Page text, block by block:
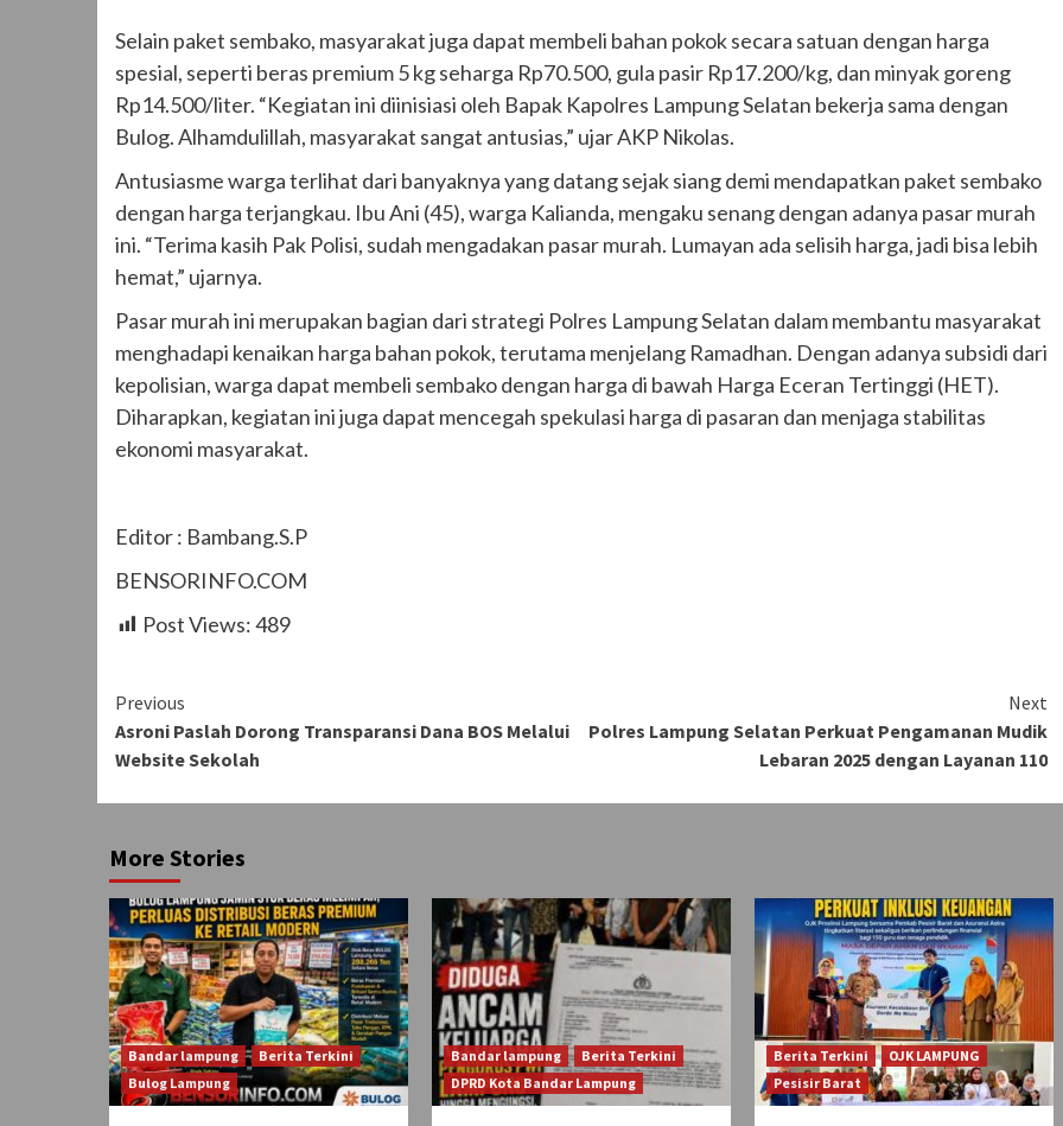
Selain paket sembako, masyarakat juga dapat membeli bahan pokok secara satuan dengan harga
spesial, seperti beras premium 5 kg seharga Rp70.500, gula pasir Rp17.200/kg, dan minyak goreng
Rp14.500/liter. “Kegiatan ini diinisiasi oleh Bapak Kapolres Lampung Selatan bekerja sama dengan
Bulog. Alhamdulillah, masyarakat sangat antusias,” ujar AKP Nikolas.
Antusiasme warga terlihat dari banyaknya yang datang sejak siang demi mendapatkan paket sembako
dengan harga terjangkau. Ibu Ani (45), warga Kalianda, mengaku senang dengan adanya pasar murah
ini. “Terima kasih Pak Polisi, sudah mengadakan pasar murah. Lumayan ada selisih harga, jadi bisa lebih
hemat,” ujarnya.
Pasar murah ini merupakan bagian dari strategi Polres Lampung Selatan dalam membantu masyarakat
menghadapi kenaikan harga bahan pokok, terutama menjelang Ramadhan. Dengan adanya subsidi dari
kepolisian, warga dapat membeli sembako dengan harga di bawah Harga Eceran Tertinggi (HET).
Diharapkan, kegiatan ini juga dapat mencegah spekulasi harga di pasaran dan menjaga stabilitas
ekonomi masyarakat.
Editor : Bambang.S.P
BENSORINFO.COM
Post Views:489
Continue
Reading
Previous
Asroni Paslah Dorong Transparansi Dana BOS Melalui
Website Sekolah
Next
Polres Lampung Selatan Perkuat Pengamanan Mudik
Lebaran 2025 dengan Layanan 110
More Stories
Bandar lampung
Berita Terkini
Bulog Lampung
Bandar lampung
Berita Terkini
DPRD Kota Bandar Lampung
Berita Terkini
OJK LAMPUNG
Pesisir Barat